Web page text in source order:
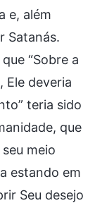
e, além
Satanás.
“Sobre a
Ele deveria
teria sido
que
meio
estando em
Seu desejo